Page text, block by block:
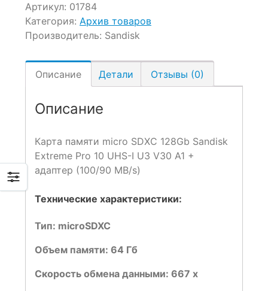
Артикул: 01784
Категория: Архив товаров
Производитель: Sandisk
Описание Детали Отзывы (0)
Описание
Карта памяти micro SDXC 128Gb Sandisk
Extreme Pro 10 UHS-I U3 V30 A1 +
адаптер (100/90 MB/s)
Технические характеристики:
Тип: microSDXC
Объем памяти: 64 Гб
Скорость обмена данными: 667 x